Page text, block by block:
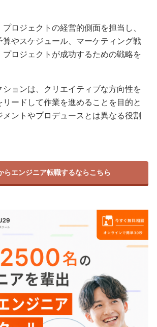
ロジェクトの経営的側面を担当し、
算やスケジュール、マーケティング戦
プロジェクトが成功するための戦略を
ションは、クリエイティブな方向性を
ードして作業を進めることを目的と
メントやプロデュースとは異なる役割
らエンジニア転職するならこちら